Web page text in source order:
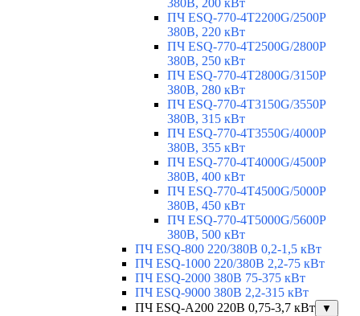
380В, 200 кВт
ПЧ ESQ-770-4T2200G/2500P
380В, 220 кВт
ПЧ ESQ-770-4T2500G/2800P
380В, 250 кВт
ПЧ ESQ-770-4T2800G/3150P
380В, 280 кВт
ПЧ ESQ-770-4T3150G/3550P
380В, 315 кВт
ПЧ ESQ-770-4T3550G/4000P
380В, 355 кВт
ПЧ ESQ-770-4T4000G/4500P
380В, 400 кВт
ПЧ ESQ-770-4T4500G/5000P
380В, 450 кВт
ПЧ ESQ-770-4T5000G/5600P
380В, 500 кВт
ПЧ ESQ-800 220/380В 0,2-1,5 кВт
ПЧ ESQ-1000 220/380В 2,2-75 кВт
ПЧ ESQ-2000 380В 75-375 кВт
ПЧ ESQ-9000 380В 2,2-315 кВт
ПЧ ESQ-A200 220В 0,75-3,7 кВт
▼